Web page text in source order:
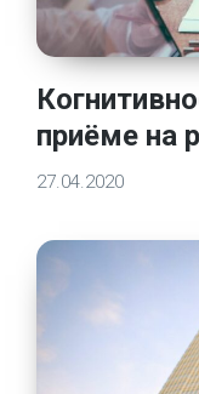
приёме на
27.04.2020